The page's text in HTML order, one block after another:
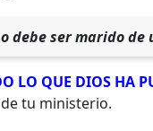
debe ser marido
LO QUE DIOS HA
tu ministerio.